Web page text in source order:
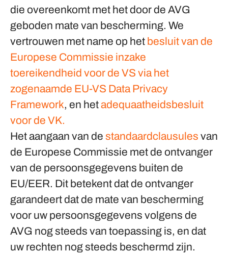
die overeenkomt met het door de AVG
geboden mate van bescherming. We
vertrouwen met name op het besluit van de
Europese Commissie inzake
toereikendheid voor de VS via het
zogenaamde EU-VS Data Privacy
Framework, en hetadequaatheidsbesluit
voor de VK.
Het aangaan van de standaardclausules van
de Europese Commissie met de ontvanger
van de persoonsgegevens buiten de
EU/EER. Dit betekent dat de ontvanger
garandeert dat de mate van bescherming
voor uw persoonsgegevens volgens de
AVG nog steeds van toepassing is, en dat
uw rechten nog steeds beschermd zijn.